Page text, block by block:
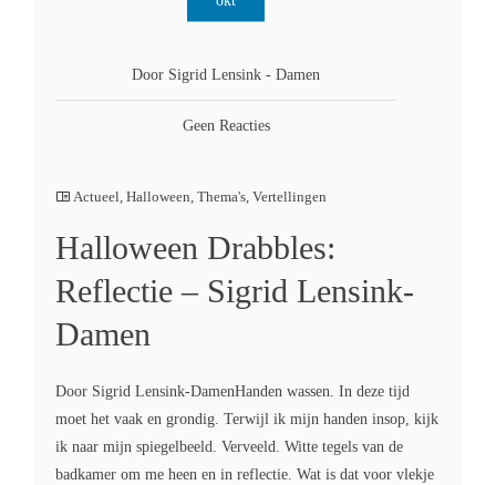
Door Sigrid Lensink - Damen
Geen Reacties
Actueel, Halloween, Thema's, Vertellingen
Halloween Drabbles:
Reflectie – Sigrid Lensink-
Damen
Door Sigrid Lensink-DamenHanden wassen. In deze tijd
moet het vaak en grondig. Terwijl ik mijn handen insop, kijk
ik naar mijn spiegelbeeld. Verveeld. Witte tegels van de
badkamer om me heen en in reflectie. Wat is dat voor vlekje